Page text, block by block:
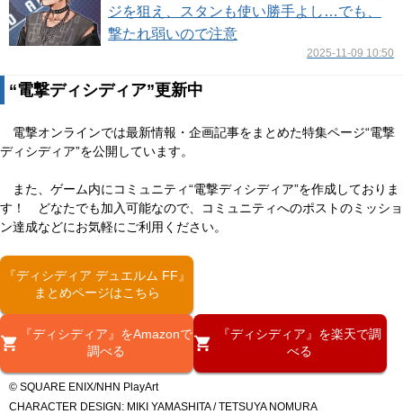
ジを狙え、スタンも使い勝手よし…でも、
撃たれ弱いので注意
2025-11-09 10:50
“電撃ディシディア”更新中
電撃オンラインでは最新情報・企画記事をまとめた特集ページ“電撃
ディシディア”を公開しています。
また、ゲーム内にコミュニティ“電撃ディシディア”を作成しておりま
す！ どなたでも加入可能なので、コミュニティへのポストのミッショ
ン達成などにお気軽にご利用ください。
『ディシディア デュエルム FF』
まとめページはこちら
『ディシディア』をAmazonで
調べる
『ディシディア』を楽天で調
べる
© SQUARE ENIX/NHN PlayArt
CHARACTER DESIGN: MIKI YAMASHITA / TETSUYA NOMURA